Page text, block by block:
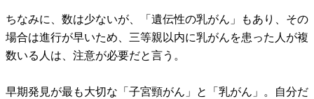
ちなみに、数は少ないが、「遺伝性の乳がん」もあり、その
場合は進行が早いため、三等親以内に乳がんを患った人が複
数いる人は、注意が必要だと言う。
早期発見が最も大切な「子宮頸がん」と「乳がん」。自分だ